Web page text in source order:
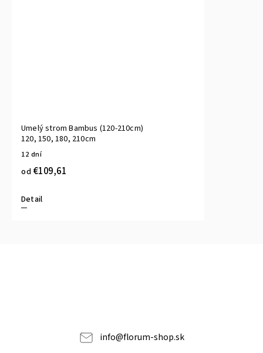
Umelý strom Bambus (120-210cm)
120, 150, 180, 210cm
12 dní
od €109,61
Detail
info@florum-shop.sk